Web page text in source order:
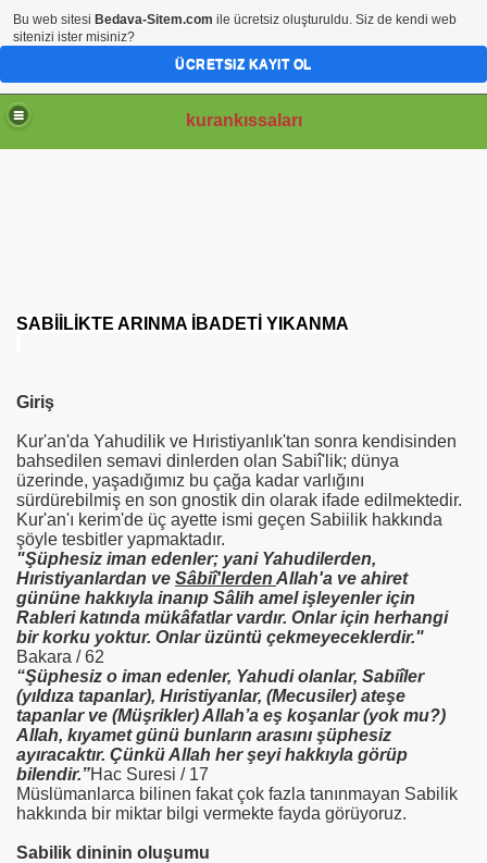
kurankıssaları
SABİİLİKTE ARINMA İBADETİ YIKANMA
Giriş
Kur'an'da Yahudilik ve Hıristiyanlık'tan sonra kendisinden
bahsedilen semavi dinlerden olan Sabiî'lik; dünya
üzerinde, yaşadığımız bu çağa kadar varlığını
sürdürebilmiş en son gnostik din olarak ifade edilmektedir.
Kur'an'ı kerim'de üç ayette ismi geçen Sabiilik hakkında
şöyle tesbitler yapmaktadır.
"Şüphesiz iman edenler; yani Yahudilerden,
Hıristiyanlardan ve Sâbiî'lerden Allah'a ve ahiret
gününe hakkıyla inanıp Sâlih amel işleyenler için
Rableri katında mükâfatlar vardır. Onlar için herhangi
bir korku yoktur. Onlar üzüntü çekmeyeceklerdir."
Bakara / 62
“Şüphesiz o iman edenler, Yahudi olanlar, Sabiîler
(yıldıza tapanlar), Hıristiyanlar, (Mecusiler) ateşe
tapanlar ve (Müşrikler) Allah’a eş koşanlar (yok mu?)
Allah, kıyamet günü bunların arasını şüphesiz
ayıracaktır. Çünkü Allah her şeyi hakkıyla görüp
bilendir.”Hac Suresi / 17
Müslümanlarca bilinen fakat çok fazla tanınmayan Sabilik
hakkında bir miktar bilgi vermekte fayda görüyoruz.
Sabilik dininin oluşumu
Bu web sitesi Bedava-Sitem.com ile ücretsiz oluşturuldu. Siz de kendi web
sitenizi ister misiniz?
ÜCRETSIZ KAYIT OL